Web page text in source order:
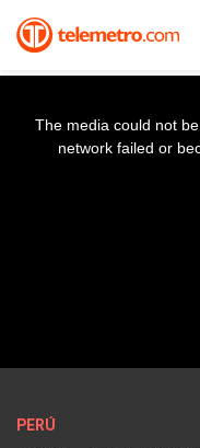
The media could not
network failed or
PERÚ